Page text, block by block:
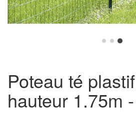
Poteau té
hauteur 1.75m